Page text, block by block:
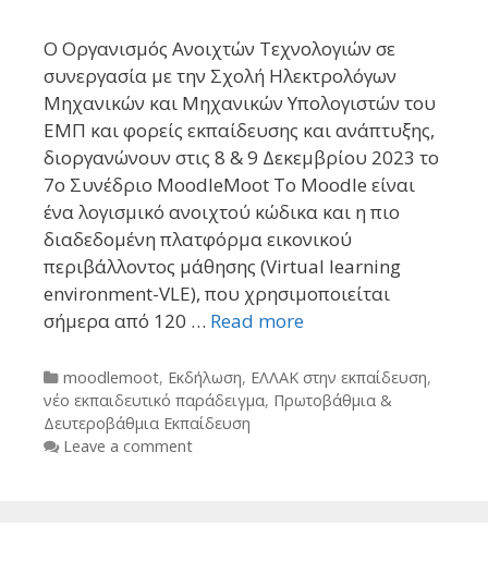
Ο Οργανισμός Ανοιχτών Τεχνολογιών σε
συνεργασία με την Σχολή Ηλεκτρολόγων
Μηχανικών και Μηχανικών Υπολογιστών του
ΕΜΠ και φορείς εκπαίδευσης και ανάπτυξης,
διοργανώνουν στις 8 & 9 Δεκεμβρίου 2023 το
7ο Συνέδριο MoodleMoot Το Moodle είναι
ένα λογισμικό ανοιχτού κώδικα και η πιο
διαδεδομένη πλατφόρμα εικονικού
περιβάλλοντος μάθησης (Virtual learning
environment-VLE), που χρησιμοποιείται
σήμερα από 120 … Read more
Categories
moodlemoot, Εκδήλωση, ΕΛΛΑΚ στην εκπαίδευση,
νέο εκπαιδευτικό παράδειγμα, Πρωτοβάθμια &
Δευτεροβάθμια Εκπαίδευση
Leave a comment